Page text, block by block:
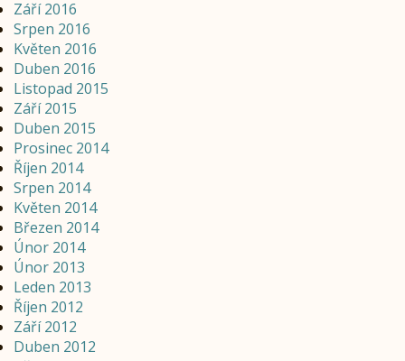
Září 2016
Srpen 2016
Květen 2016
Duben 2016
Listopad 2015
Září 2015
Duben 2015
Prosinec 2014
Říjen 2014
Srpen 2014
Květen 2014
Březen 2014
Únor 2014
Únor 2013
Leden 2013
Říjen 2012
Září 2012
Duben 2012